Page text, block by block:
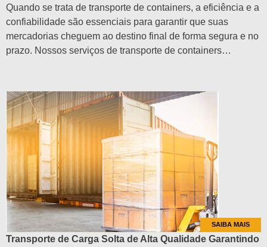
Quando se trata de transporte de containers, a eficiência e a
confiabilidade são essenciais para garantir que suas
mercadorias cheguem ao destino final de forma segura e no
prazo. Nossos serviços de transporte de containers…
SAIBA MAIS
Transporte de Carga Solta de Alta Qualidade Garantindo